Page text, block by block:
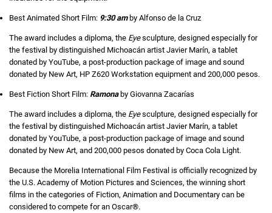
Best Animated Short Film: 9:30 amby Alfonso de la Cruz
The award includes a diploma, the Eyesculpture, designed especially for
the festival by distinguished Michoacán artist Javier Marín, a tablet
donated by YouTube, a post-production package of image and sound
donated by New Art, HP Z620 Workstation equipment and 200,000 pesos.
Best Fiction Short Film: Ramonaby Giovanna Zacarías
The award includes a diploma, the Eyesculpture, designed especially for
the festival by distinguished Michoacán artist Javier Marín, a tablet
donated by YouTube, a post-production package of image and sound
donated by New Art, and 200,000 pesos donated by Coca Cola Light.
Because the Morelia International Film Festival is officially recognized by
the U.S. Academy of Motion Pictures and Sciences, the winning short
films in the categories of Fiction, Animation and Documentary can be
considered to compete for an Oscar®.